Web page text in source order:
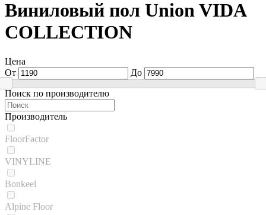
Виниловый пол Union VIDA
COLLECTION
Цена
От
До
Поиск по производителю
Производитель
FloorFactor
VINYLINE
Bonkeel
Alpine Floor